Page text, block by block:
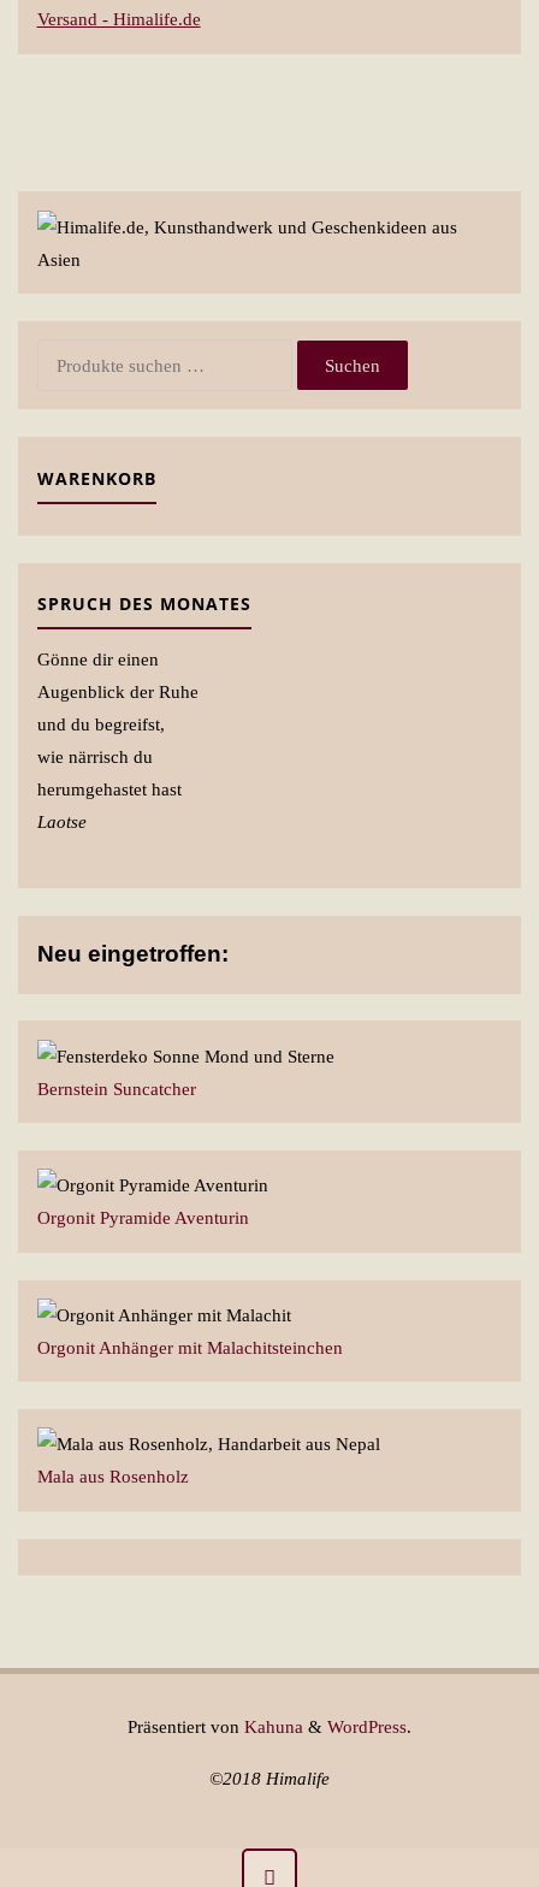
Versand - Himalife.de
Suchen
WARENKORB
SPRUCH DES MONATES
Gönne dir einen
Augenblick der Ruhe
und du begreifst,
wie närrisch du
herumgehastet hast
Laotse
Neu eingetroffen:
Bernstein Suncatcher
Orgonit Pyramide Aventurin
Orgonit Anhänger mit Malachitsteinchen
Mala aus Rosenholz
Präsentiert von Kahuna & WordPress.
©2018 Himalife